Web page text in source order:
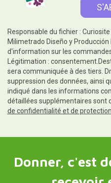
Responsable du fichier :
Milimetrado Diseño y
d'information sur les
Légitimation :
sera communiquée à des tiers.
suppression des données, ainsi
indiqué dans les informations
détaillées supplémentaires sont
de confidentialité et de
Donner, c'est